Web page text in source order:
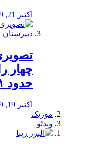
اکتبر 21, 2019
چهار
حدود ۱۳۱۱ه ش
اکتبر 19, 2019
موزیک
ویدئو